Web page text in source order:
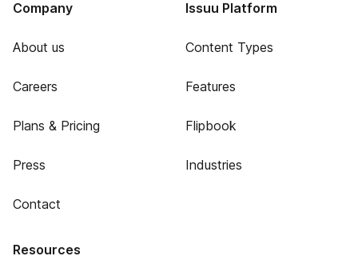
Company
About us
Careers
Plans & Pricing
Press
Contact
Issuu Platform
Content Types
Features
Flipbook
Industries
Resources